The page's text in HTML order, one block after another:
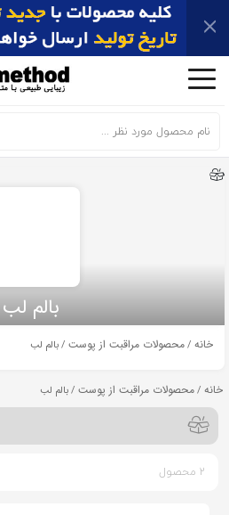
اشتراک
استفاده
از
روش‌های
با
به
اشتراک
بالم لب
خانه /محصولات مراقبت از پوست / بالم لب
خانه /محصولات مراقبت از پوست / بالم لب
2 محصول